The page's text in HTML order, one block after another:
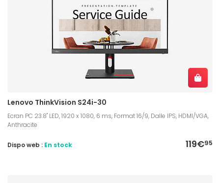
Lenovo ThinkVision S24i-30
Ecran PC 23.8" LED, 1920 x 1080, 6 ms, Format 16/9, Dalle IPS, HDMI/VGA,
Anthracite
119€95
Dispo web : En stock